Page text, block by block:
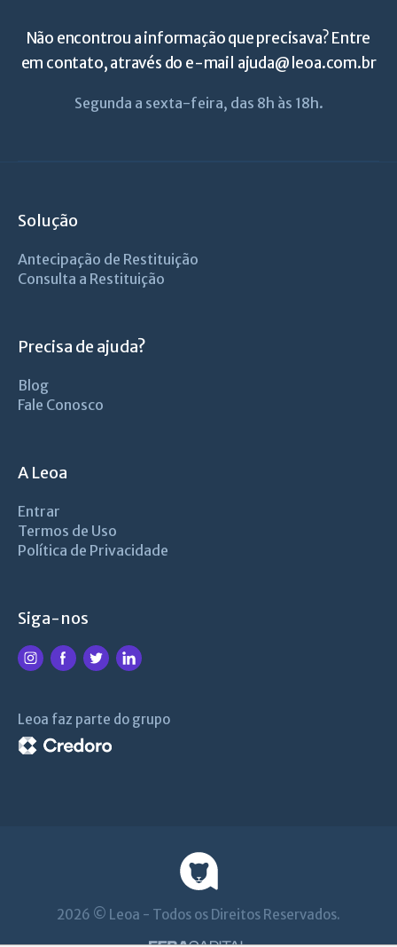
Não encontrou a informação que precisava? Entre
em contato, através do e-mail ajuda@leoa.com.br
Segunda a sexta-feira, das 8h às 18h.
Solução
Antecipação de Restituição
Consulta a Restituição
Precisa de ajuda?
Blog
Fale Conosco
A Leoa
Entrar
Termos de Uso
Política de Privacidade
Siga-nos
Leoa faz parte do grupo
2026 © Leoa - Todos os Direitos Reservados.